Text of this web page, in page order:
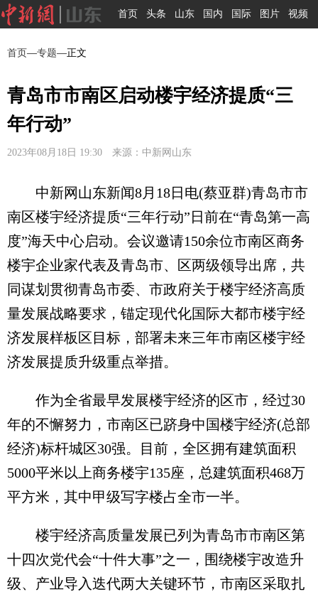
首页 头条 山东 国内 国际 图片 视频
首页—专题—正文
青岛市市南区启动楼宇经济提质“三
年行动”
2023年08月18日 19:30 来源：中新网山东
中新网山东新闻8月18日电(蔡亚群)青岛市市
南区楼宇经济提质“三年行动”日前在“青岛第一高
度”海天中心启动。会议邀请150余位市南区商务
楼宇企业家代表及青岛市、区两级领导出席，共
同谋划贯彻青岛市委、市政府关于楼宇经济高质
量发展战略要求，锚定现代化国际大都市楼宇经
济发展样板区目标，部署未来三年市南区楼宇经
济发展提质升级重点举措。
作为全省最早发展楼宇经济的区市，经过30
年的不懈努力，市南区已跻身中国楼宇经济(总部
经济)标杆城区30强。目前，全区拥有建筑面积
5000平米以上商务楼宇135座，总建筑面积468万
平方米，其中甲级写字楼占全市一半。
楼宇经济高质量发展已列为青岛市市南区第
十四次党代会“十件大事”之一，围绕楼宇改造升
级、产业导入迭代两大关键环节，市南区采取扎